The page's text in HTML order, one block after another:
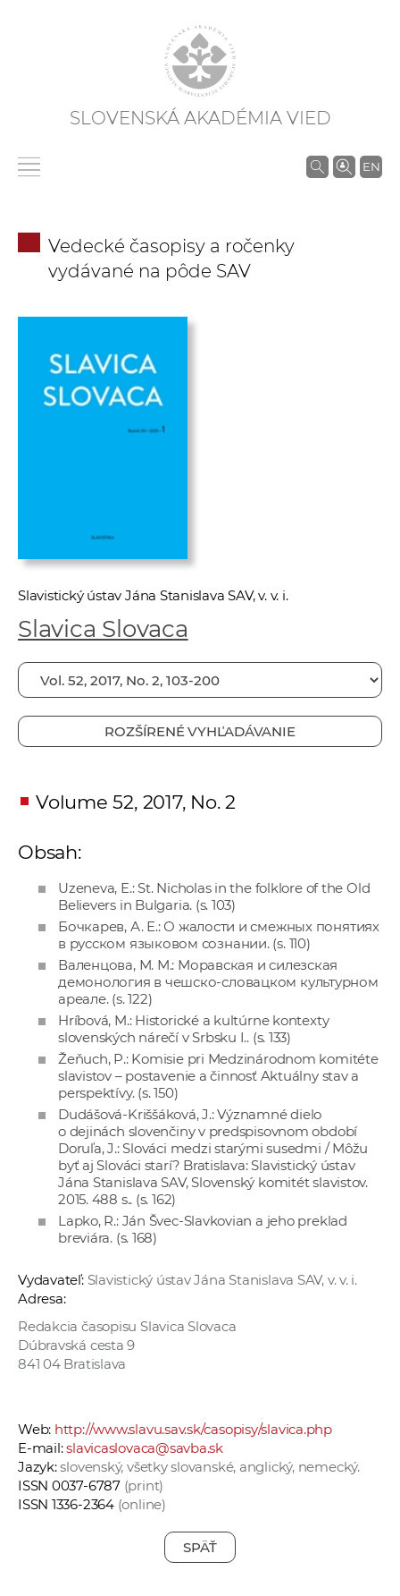
SLOVENSKÁ AKADÉMIA VIED
EN
V
c
a
í
o
c
A
V
Vedecké časopisy a ročenky
vydávané na pôde SAV
Slavistický ústav Jána Stanislava SAV, v. v. i.
Slavica Slovaca
ROZŠÍRENÉ VYHĽADÁVANIE
Volume 52, 2017, No. 2
Obsah:
Uzeneva, E.: St. Nicholas in the folklore of the Old
Believers in Bulgaria. (s. 103)
Бочкарев, А. Е.: О жалости и смежных понятиях
в русском языковом сознании. (s. 110)
Валенцова, М. М.: Моравская и силезская
демонология в чешско-словацком культурном
ареале. (s. 122)
Hríbová, M.: Historické a kultúrne kontexty
slovenských nárečí v Srbsku I.. (s. 133)
Žeňuch, P.: Komisie pri Medzinárodnom komitéte
slavistov – postavenie a činnosť Aktuálny stav a
perspektívy. (s. 150)
Dudášová-Kriššáková, J.: Významné dielo
o dejinách slovenčiny v predspisovnom období
Doruľa, J.: Slováci medzi starými susedmi / Môžu
byť aj Slováci starí? Bratislava: Slavistický ústav
Jána Stanislava SAV, Slovenský komitét slavistov.
2015. 488 s.. (s. 162)
Lapko, R.: Ján Švec-Slavkovian a jeho preklad
breviára. (s. 168)
Vydavateľ: Slavistický ústav Jána Stanislava SAV, v. v. i.
Adresa:
Redakcia časopisu Slavica Slovaca
Dúbravská cesta 9
841 04 Bratislava
Web: http://www.slavu.sav.sk/casopisy/slavica.php
E-mail:slavicaslovaca@savba.sk
Jazyk:slovenský, všetky slovanské, anglický, nemecký.
ISSN 0037-6787 (print)
ISSN 1336-2364 (online)
SPÄŤ